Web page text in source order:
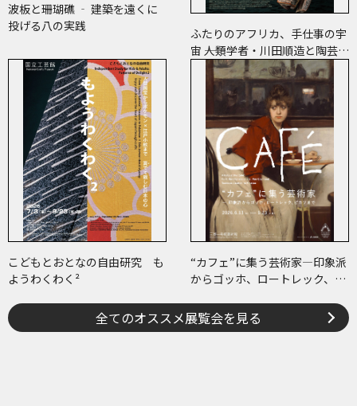
波板と珊瑚礁 ‐ 建築を遠くに
投げる八の実践
ふたりのアフリカ、手仕事の宇
宙 ――人類学者・川田順造と陶芸作
家・小川待子のコレクション
こどもとおとなの自由研究 も
ようわくわく²
“カフェ”に集う芸術家―印象派
からゴッホ、ロートレック、ピ
全てのオススメ展覧会を見る